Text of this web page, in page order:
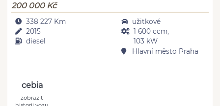
200 000 Kč
338 227 Km
2015
diesel
užitkové
1 600 ccm,
103 kW
Hlavní město Praha
cebia
zobrazit